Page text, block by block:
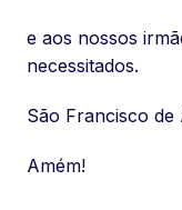
e aos nossos
necessitados.
São Francisco
Amém!